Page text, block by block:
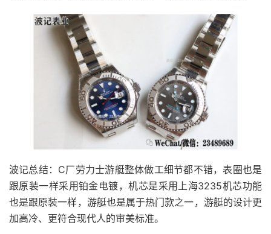
波记总结：C厂劳力士游艇整体做工细节都不错，表圈也是
跟原装一样采用铂金电镀，机芯是采用上海3235机芯功能
也是跟原装一样，游艇也是属于热门款之一，游艇的设计更
加高冷、更符合现代人的审美标准。